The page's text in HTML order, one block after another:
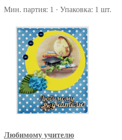
Мин. партия: 1 · Упаковка: 1 шт.
Любимому учителю